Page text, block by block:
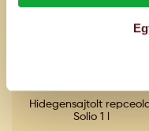
Hidegensajtolt
Solio 1 l